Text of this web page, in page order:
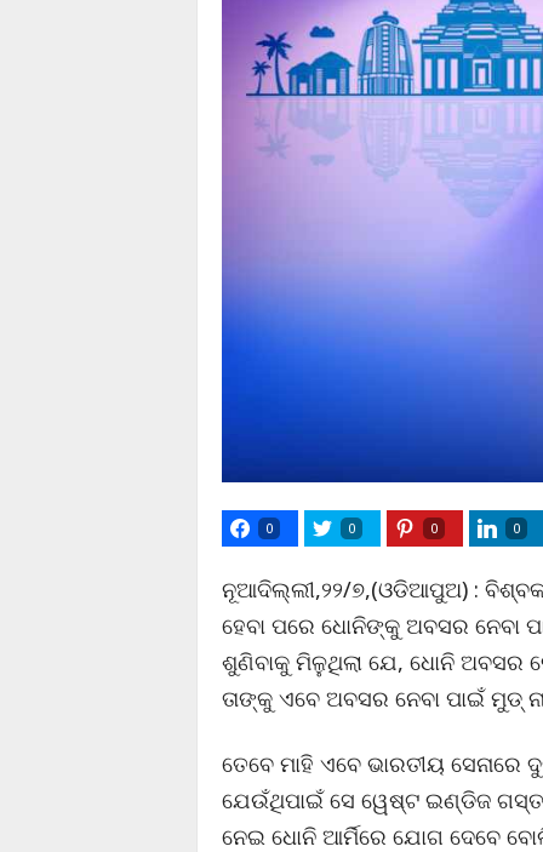
0 0 0 0
ନୂଆଦିଲ୍ଲୀ,୨୨/୭,(ଓଡିଆପୁଅ) :
ହେବା ପରେ ଧୋନିଙ୍କୁ ଅବସର ନେବା
ଶୁଣିବାକୁ ମିଳୁଥିଲା ଯେ, ଧୋନି ଅବସର
ତାଙ୍କୁ ଏବେ ଅବସର ନେବା ପାଇଁ ମୁଡ୍
ତେବେ ମାହି ଏବେ ଭାରତୀୟ
ଯେଉଁଥିପାଇଁ ସେ ୱେଷ୍ଟ ଇଣ୍ଡିଜ
ନେଇ ଧୋନି ଆର୍ମିରେ ଯୋଗ ଦେବେ